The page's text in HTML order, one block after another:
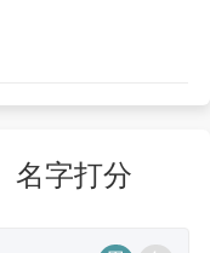
名字打分